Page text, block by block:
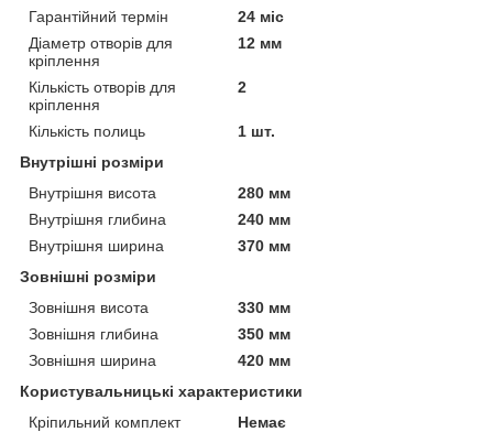
Гарантійний термін
24 міс
Діаметр отворів для
кріплення
12 мм
Кількість отворів для
кріплення
2
Кількість полиць
1 шт.
Внутрішні розміри
Внутрішня висота
280 мм
Внутрішня глибина
240 мм
Внутрішня ширина
370 мм
Зовнішні розміри
Зовнішня висота
330 мм
Зовнішня глибина
350 мм
Зовнішня ширина
420 мм
Користувальницькі характеристики
Кріпильний комплект
Немає